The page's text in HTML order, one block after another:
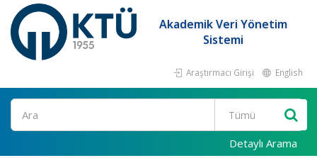
Akademik Veri Yönetim
Sistemi
Araştırmacı Girişi English
Ara
Detaylı Arama